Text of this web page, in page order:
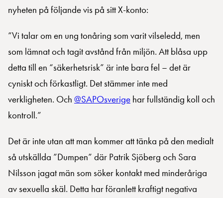
nyheten på följande vis på sitt X-konto:
”Vi talar om en ung tonåring som varit vilseledd, men
som lämnat och tagit avstånd från miljön. Att blåsa upp
detta till en “säkerhetsrisk” är inte bara fel – det är
cyniskt och förkastligt. Det stämmer inte med
verkligheten. Och @SAPOsverige har fullständig koll och
kontroll.”
Det är inte utan att man kommer att tänka på den medialt
så utskällda ”Dumpen” där Patrik Sjöberg och Sara
Nilsson jagat män som söker kontakt med minderåriga
av sexuella skäl. Detta har föranlett kraftigt negativa